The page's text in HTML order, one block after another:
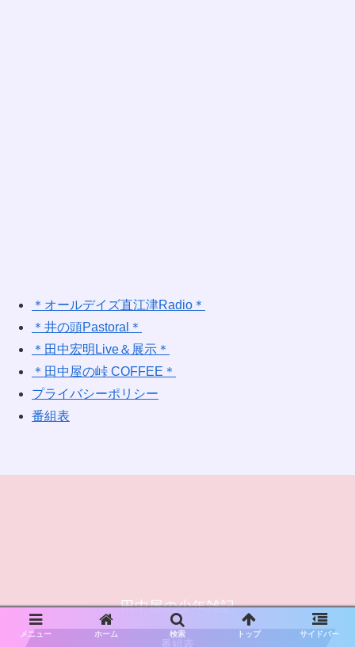
＊オールデイズ直江津Radio＊
＊井の頭Pastoral＊
＊田中宏明Live＆展示＊
＊田中屋の峠 COFFEE＊
プライバシーポリシー
番組表
田中屋の少年雑記
番組表
メニュー ホーム 検索 トップ サイドバー